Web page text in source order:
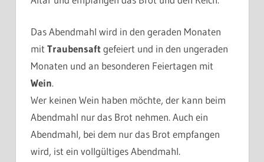
Das Abendmahl wird in den geraden Monaten
mit Traubensaftgefeiert und in den ungeraden
Monaten und an besonderen Feiertagen mit
Wein.
Wer keinen Wein haben möchte, der kann beim
Abendmahl nur das Brot nehmen. Auch ein
Abendmahl, bei dem nur das Brot empfangen
wird, ist ein vollgültiges Abendmahl.